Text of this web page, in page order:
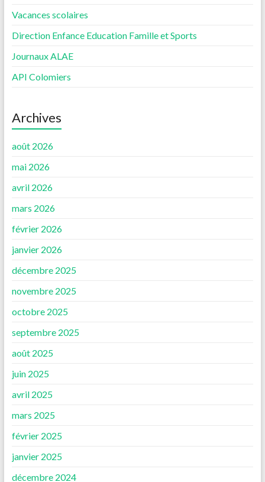
Vacances scolaires
Direction Enfance Education Famille et Sports
Journaux ALAE
API Colomiers
Archives
août 2026
mai 2026
avril 2026
mars 2026
février 2026
janvier 2026
décembre 2025
novembre 2025
octobre 2025
septembre 2025
août 2025
juin 2025
avril 2025
mars 2025
février 2025
janvier 2025
décembre 2024